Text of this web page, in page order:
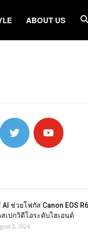
ABOUT US
AI ช่วยโฟกัส Canon EOS
เปกวิดีโอระดับไฮเอนด์
3, 2026